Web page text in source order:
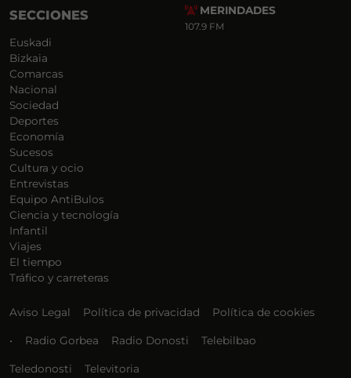
SECCIONES
Euskadi
Bizkaia
Comarcas
Nacional
Sociedad
Deportes
Economía
Sucesos
Cultura y ocio
Entrevistas
Equipo AntiBulos
Ciencia y tecnología
Infantil
Viajes
El tiempo
Tráfico y carreteras
MERINDADES
107.9 FM
Aviso Legal Política de privacidad Política de cookies
• Radio Gorbea Radio Donosti Telebilbao
Teledonosti Televitoria